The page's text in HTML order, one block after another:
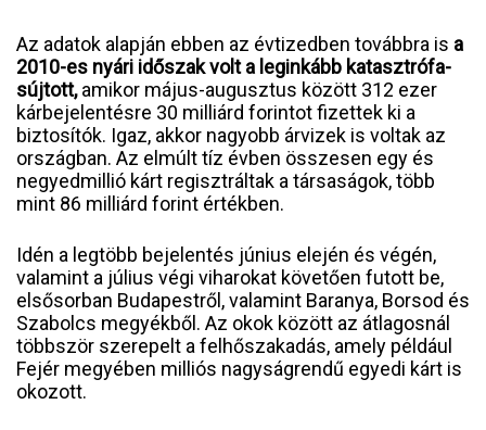
Az adatok alapján ebben az évtizedben továbbra is a
2010-es nyári időszak volt a leginkább katasztrófa-
sújtott,amikor május-augusztus között 312 ezer
kárbejelentésre 30 milliárd forintot fizettek ki a
biztosítók. Igaz, akkor nagyobb árvizek is voltak az
országban. Az elmúlt tíz évben összesen egy és
negyedmillió kárt regisztráltak a társaságok, több
mint 86 milliárd forint értékben.
Idén a legtöbb bejelentés június elején és végén,
valamint a július végi viharokat követően futott be,
elsősorban Budapestről, valamint Baranya, Borsod és
Szabolcs megyékből. Az okok között az átlagosnál
többször szerepelt a felhőszakadás, amely például
Fejér megyében milliós nagyságrendű egyedi kárt is
okozott.